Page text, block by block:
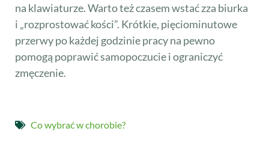
na klawiaturze. Warto też czasem wstać zza biurka
i „rozprostować kości”. Krótkie, pięciominutowe
przerwy po każdej godzinie pracy na pewno
pomogą poprawić samopoczucie i ograniczyć
zmęczenie.
Co wybrać w chorobie?